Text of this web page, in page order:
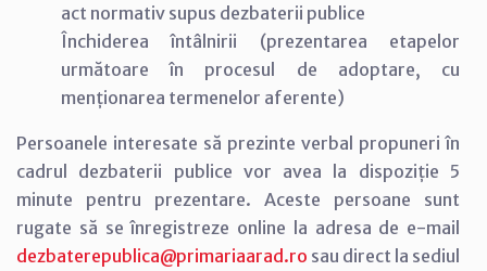
act normativ supus dezbaterii publice
Închiderea întâlnirii (prezentarea etapelor
următoare în procesul de adoptare, cu
menționarea termenelor aferente)
Persoanele interesate să prezinte verbal propuneri în
cadrul dezbaterii publice vor avea la dispoziție 5
minute pentru prezentare. Aceste persoane sunt
rugate să se înregistreze online la adresa de e-mail
dezbaterepublica@primariaarad.ro sau direct la sediul